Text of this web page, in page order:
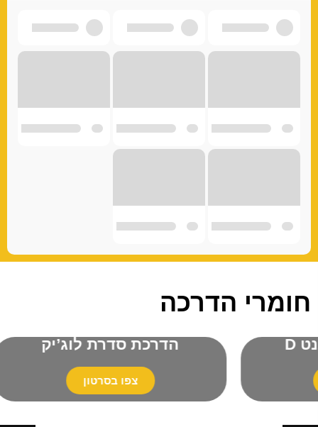
חומרי הדרכה
הדרכת סדרת לוג’יק
צפו בסרטון